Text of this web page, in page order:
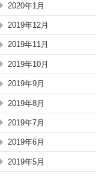
2020年1月
2019年12月
2019年11月
2019年10月
2019年9月
2019年8月
2019年7月
2019年6月
2019年5月